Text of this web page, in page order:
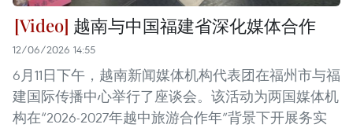
越南与中国福建省深化媒体合作
12/06/2026 14:55
6月11日下午，越南新闻媒体机构代表团在福州市与福
建国际传播中心举行了座谈会。该活动为两国媒体机
构在“2026-2027年越中旅游合作年”背景下开展务实